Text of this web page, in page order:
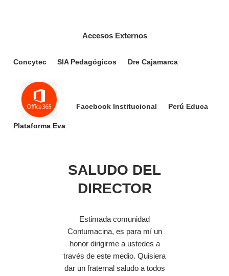
Accesos Externos
Concytec SIA Pedagógicos Dre Cajamarca
Plataforma Eva
Facebook Institucional Perú Educa
SALUDO DEL
DIRECTOR
Estimada comunidad
Contumacina, es para mí un
honor dirigirme a ustedes a
través de este medio. Quisiera
dar un fraternal saludo a todos